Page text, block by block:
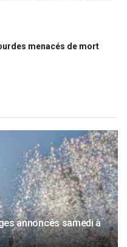
menacés de mort
annoncés samedi à